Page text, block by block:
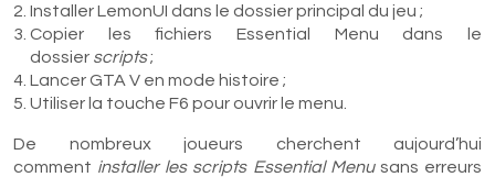
Installer LemonUI dans le dossier principal du jeu ;
Copier les fichiers Essential Menu dans le
dossier scripts;
Lancer GTA V en mode histoire ;
Utiliser la touche F6 pour ouvrir le menu.
De nombreux joueurs cherchent aujourd’hui
comment installer les scripts Essential Menusans erreurs